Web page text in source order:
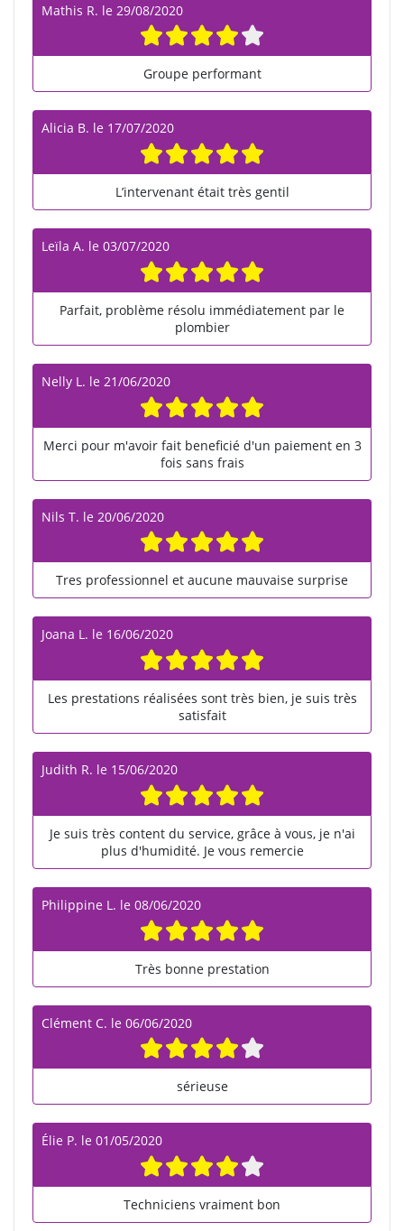
Mathis R. le 29/08/2020
Groupe performant
Alicia B. le 17/07/2020
L’intervenant était très gentil
Leïla A. le 03/07/2020
Parfait, problème résolu immédiatement par le
plombier
Nelly L. le 21/06/2020
Merci pour m'avoir fait beneficié d'un paiement en 3
fois sans frais
Nils T. le 20/06/2020
Tres professionnel et aucune mauvaise surprise
Joana L. le 16/06/2020
Les prestations réalisées sont très bien, je suis très
satisfait
Judith R. le 15/06/2020
Je suis très content du service, grâce à vous, je n'ai
plus d'humidité. Je vous remercie
Philippine L. le 08/06/2020
Très bonne prestation
Clément C. le 06/06/2020
sérieuse
Élie P. le 01/05/2020
Techniciens vraiment bon